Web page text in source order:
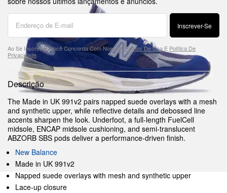
Inscrever-Se
Ao Se Inscrever, Você Concorda Com Nossos Termos De Uso E Política De
Privacidade
Descrição
The Made in UK 991v2 pairs napped suede overlays with a mesh
and synthetic upper, while reflective details and debossed line
accents sharpen the look. Underfoot, a full-length FuelCell
midsole, ENCAP midsole cushioning, and semi-translucent
ABZORB SBS pods deliver a performance-driven finish.
New Balance
Made in UK 991v2
Napped suede overlays with mesh and synthetic upper
Lace-up closure